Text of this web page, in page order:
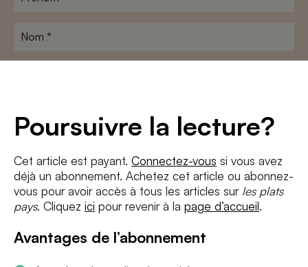
Poursuivre la lecture?
Cet article est payant. Connectez-vous si vous avez
déjà un abonnement. Achetez cet article ou abonnez-
vous pour avoir accès à tous les articles sur les plats
pays. Cliquez ici pour revenir à la page d’accueil.
Avantages de l’abonnement
Nom
J'accepte les termes et conditions etla politique de confidentialité
S'INSCRIRE